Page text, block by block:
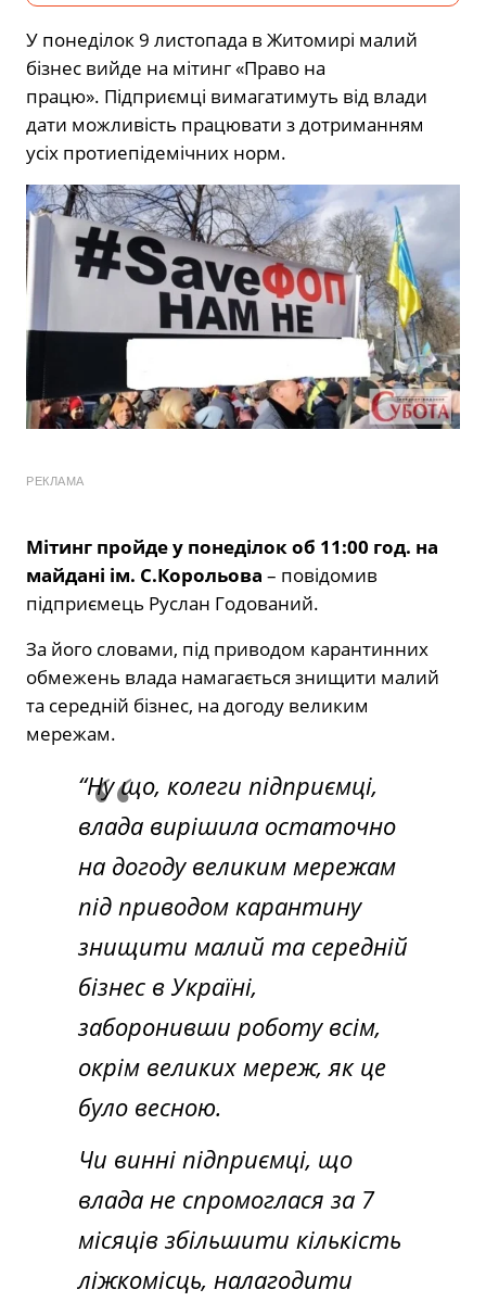
У понеділок 9 листопада в Житомирі малий
бізнес вийде на мітинг «Право на
працю». Підприємці вимагатимуть від влади
дати можливість працювати з дотриманням
усіх протиепідемічних норм.
РЕКЛАМА
Мітинг пройде у понеділок об 11:00 год. на
майдані ім. С.Корольова – повідомив
підприємець Руслан Годований.
За його словами, під приводом карантинних
обмежень влада намагається знищити малий
та середній бізнес, на догоду великим
мережам.
“Ну що, колеги підприємці,
влада вирішила остаточно
на догоду великим мережам
під приводом карантину
знищити малий та середній
бізнес в Україні,
заборонивши роботу всім,
окрім великих мереж, як це
було весною.
Чи винні підприємці, що
влада не спромоглася за 7
місяців збільшити кількість
ліжкомісць, налагодити